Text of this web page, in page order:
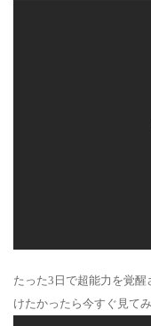
たった3日で超能力を覚
けたかったら今すぐ見てみ